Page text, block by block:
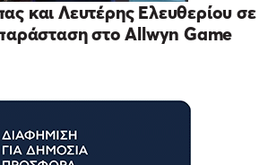
και Λευτέρης Ελευθερίου σε
στο Allwyn Game